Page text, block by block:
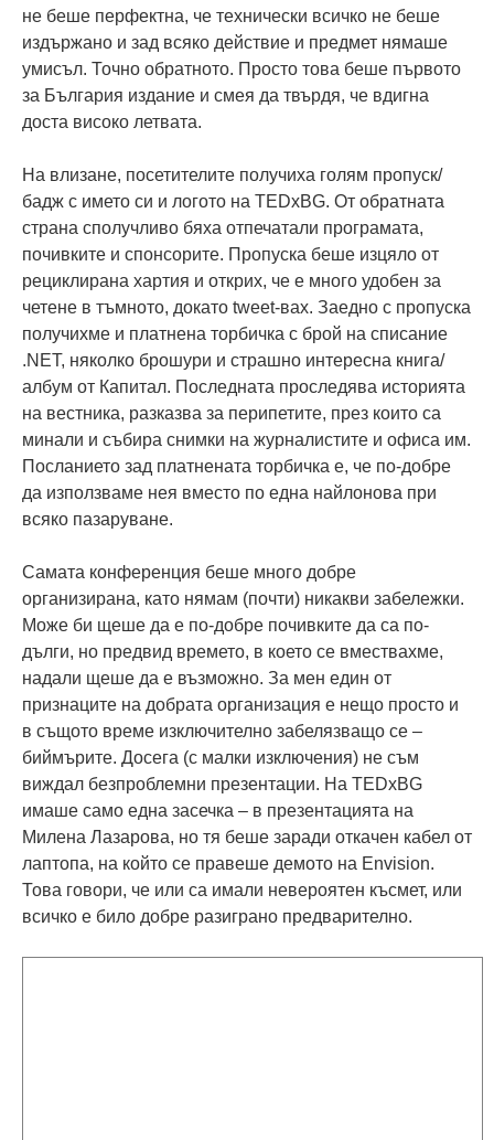
не беше перфектна, че технически всичко не беше
издържано и зад всяко действие и предмет нямаше
умисъл. Точно обратното. Просто това беше първото
за България издание и смея да твърдя, че вдигна
доста високо летвата.
На влизане, посетителите получиха голям пропуск/
бадж с името си и логото на TEDxBG. От обратната
страна сполучливо бяха отпечатали програмата,
почивките и спонсорите. Пропуска беше изцяло от
рециклирана хартия и открих, че е много удобен за
четене в тъмното, докато tweet-вах. Заедно с пропуска
получихме и платнена торбичка с брой на списание
.NET, няколко брошури и страшно интересна книга/
албум от Капитал. Последната проследява историята
на вестника, разказва за перипетите, през които са
минали и събира снимки на журналистите и офиса им.
Посланието зад платнената торбичка е, че по-добре
да използваме нея вместо по една найлонова при
всяко пазаруване.
Самата конференция беше много добре
организирана, като нямам (почти) никакви забележки.
Може би щеше да е по-добре почивките да са по-
дълги, но предвид времето, в което се вмествахме,
надали щеше да е възможно. За мен един от
признаците на добрата организация е нещо просто и
в същото време изключително забелязващо се –
биймърите. Досега (с малки изключения) не съм
виждал безпроблемни презентации. На TEDxBG
имаше само една засечка – в презентацията на
Милена Лазарова, но тя беше заради откачен кабел от
лаптопа, на който се правеше демото на Envision.
Това говори, че или са имали невероятен късмет, или
всичко е било добре разиграно предварително.